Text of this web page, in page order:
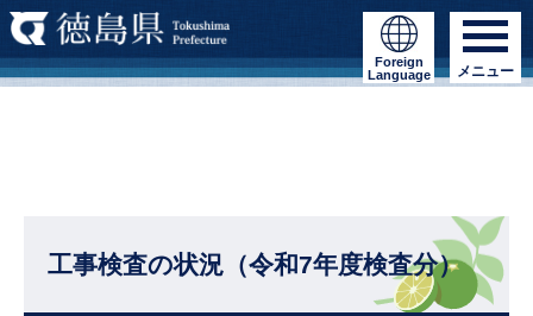
Foreign
Language
メニュー
工事検査の状況（令和7年度検査分）